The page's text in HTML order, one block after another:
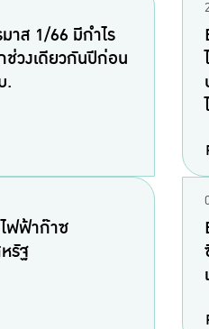
าส 1/66 มีกำไร
วงเดียวกันปีก่อน
.
ฟฟ้าก๊าซ
รัฐ